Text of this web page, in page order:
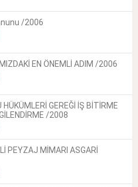
/2006
EN ÖNEMLİ ADIM /2006
HÜKÜMLERİ GEREĞİ İŞ BİTİRME
/2008
PEYZAJ MİMARI ASGARİ